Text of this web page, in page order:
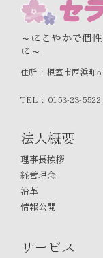
～にこやかで個
に～
住所 : 根室市西浜町
TEL : 0153-23-5522
法人概要
理事長挨拶
経営理念
沿革
情報公開
サービス